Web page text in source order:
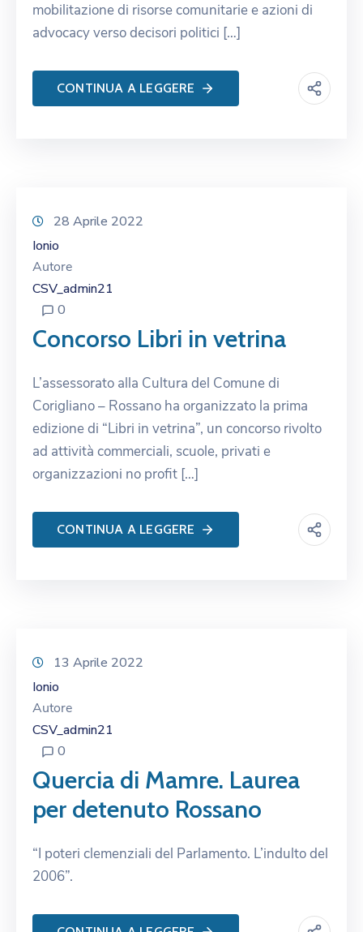
mobilitazione di risorse comunitarie e azioni di
advocacy verso decisori politici […]
CONTINUA A LEGGERE
28 Aprile 2022
Ionio
Autore
CSV_admin21
0
Concorso Libri in vetrina
L’assessorato alla Cultura del Comune di
Corigliano – Rossano ha organizzato la prima
edizione di “Libri in vetrina”, un concorso rivolto
ad attività commerciali, scuole, privati e
organizzazioni no profit […]
CONTINUA A LEGGERE
13 Aprile 2022
Ionio
Autore
CSV_admin21
0
Quercia di Mamre. Laurea
per detenuto Rossano
“I poteri clemenziali del Parlamento. L’indulto del
2006”.